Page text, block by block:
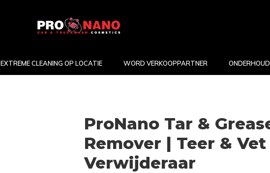
EXTREME CLEANING OP LOCATIE WORD VERKOOPPARTNER
ProNano Tar &
Remover | Teer & Vet
Verwijderaar